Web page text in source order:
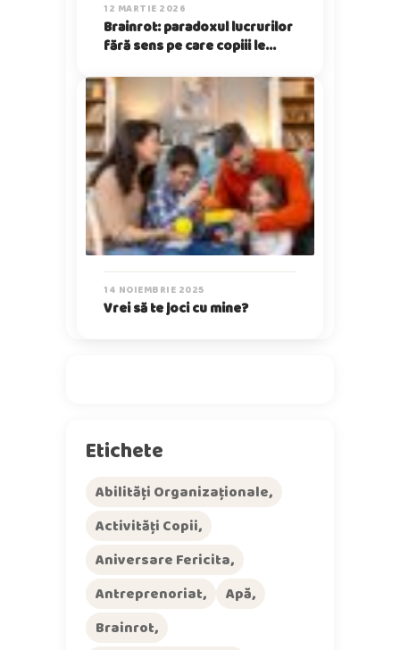
12 MARTIE 2026
Brainrot: paradoxul lucrurilor
fără sens pe care copiii le
14 NOIEMBRIE 2025
Vrei să te joci cu mine?
Etichete
Abilități Organizaționale
Activități Copii
Aniversare Fericita
Antreprenoriat
Apă
Brainrot